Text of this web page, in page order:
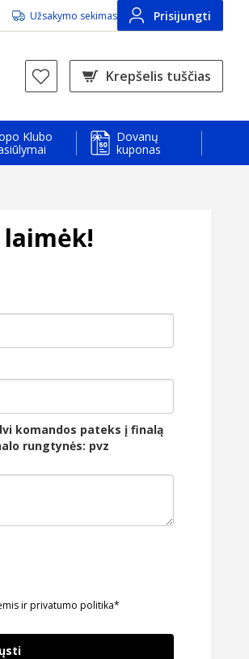
Užsakymo sekimas Prisijungti
Krepšelis tuščias
Klubo
Dovanų
kuponas
komandos pateks į finalą
rungtynės: pvz
ir privatumo politika*